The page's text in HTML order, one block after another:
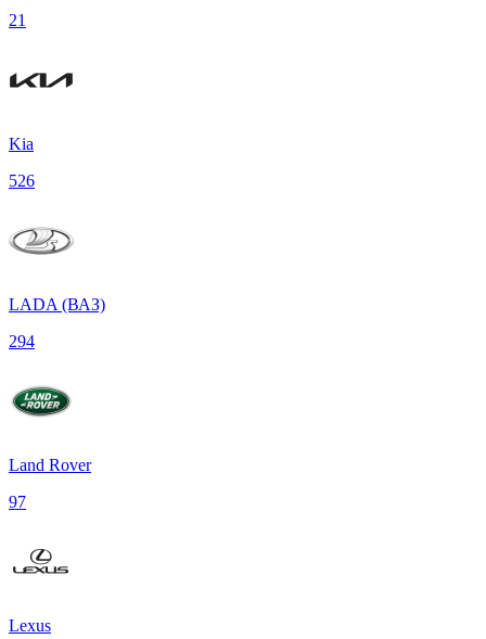
21
Kia
526
LADA (ВАЗ)
294
Land Rover
97
Lexus